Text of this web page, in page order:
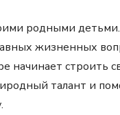
родными
жизненных
начинает строить
талант и